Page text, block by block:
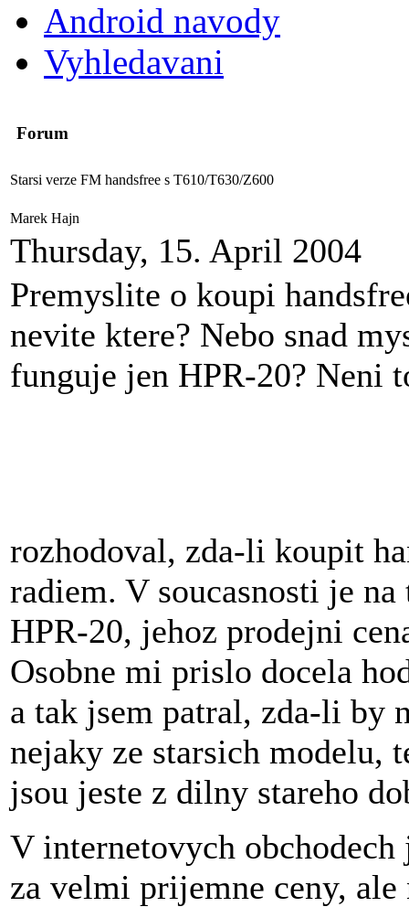
Android navody
Vyhledavani
Forum
Starsi verze FM handsfree s T610/T630/Z600
Marek Hajn
Thursday, 15. April 2004
Premyslite o koupi
nevite ktere? Nebo snad
funguje jen HPR-20? Neni
rozhodoval, zda-li koupit
radiem. V soucasnosti je
HPR-20, jehoz prodejni
Osobne mi prislo docela
a tak jsem patral, zda-li by
nejaky ze starsich modelu,
jsou jeste z dilny stareho
V internetovych obchodech
za velmi prijemne ceny,